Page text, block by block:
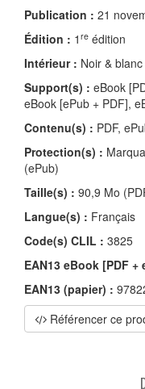
Publication : 21
Édition : 1 re édition
Intérieur : Noir & blanc
Support(s) : eBook
eBook [ePub + PDF],
Contenu(s) : PDF,
Protection(s) :
(ePub)
Taille(s) : 90,9 Mo
Langue(s) : Français
Code(s) CLIL : 3825
EAN13 eBook [PDF +
EAN13 (papier) :
Référencer ce